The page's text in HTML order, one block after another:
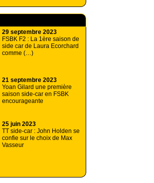
29 septembre 2023
FSBK F2 : La 1ère saison de
side car de Laura Ecorchard
comme (…)
21 septembre 2023
Yoan Gilard une première
saison side-car en FSBK
encourageante
25 juin 2023
TT side-car : John Holden se
confie sur le choix de Max
Vasseur